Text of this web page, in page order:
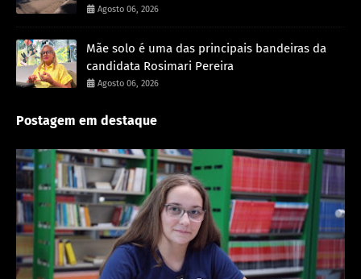
Agosto 06, 2026
Mãe solo é uma das principais bandeiras da
candidata Rosimari Pereira
Agosto 06, 2026
Postagem em destaque